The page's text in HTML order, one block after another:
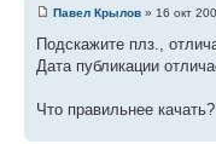
Павел Крылов » 16 окт
Подскажите плз.,
Дата публикации
Что правильнее качать?